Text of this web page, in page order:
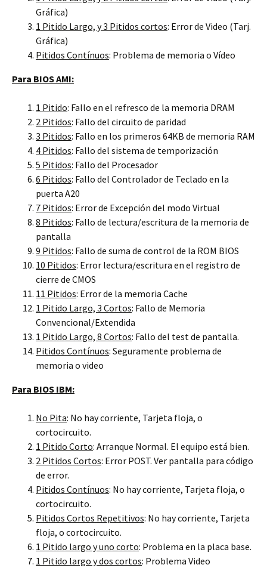
Gráfica)
1 Pitido Largo, y 3 Pitidos cortos: Error de Video (Tarj.
Gráfica)
Pitidos Contínuos: Problema de memoria o Vídeo
Para BIOS AMI:
1 Pitido: Fallo en el refresco de la memoria DRAM
2 Pitidos: Fallo del circuito de paridad
3 Pitidos: Fallo en los primeros 64KB de memoria RAM
4 Pitidos: Fallo del sistema de temporización
5 Pitidos: Fallo del Procesador
6 Pitidos: Fallo del Controlador de Teclado en la
puerta A20
7 Pitidos: Error de Excepción del modo Virtual
8 Pitidos: Fallo de lectura/escritura de la memoria de
pantalla
9 Pitidos: Fallo de suma de control de la ROM BIOS
10 Pitidos: Error lectura/escritura en el registro de
cierre de CMOS
11 Pitidos: Error de la memoria Cache
1 Pitido Largo, 3 Cortos: Fallo de Memoria
Convencional/Extendida
1 Pitido Largo, 8 Cortos: Fallo del test de pantalla.
Pitidos Contínuos: Seguramente problema de
memoria o video
Para BIOS IBM:
No Pita: No hay corriente, Tarjeta floja, o
cortocircuito.
1 Pitido Corto: Arranque Normal. El equipo está bien.
2 Pitidos Cortos: Error POST. Ver pantalla para código
de error.
Pitidos Contínuos: No hay corriente, Tarjeta floja, o
cortocircuito.
Pitidos Cortos Repetitivos: No hay corriente, Tarjeta
floja, o cortocircuito.
1 Pitido largo y uno corto: Problema en la placa base.
1 Pitido largo y dos cortos: Problema Video